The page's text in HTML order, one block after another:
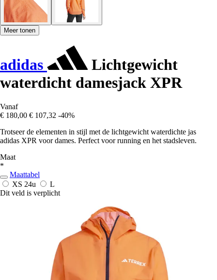
Meer tonen
adidas
Lichtgewicht
waterdicht damesjack XPR
Vanaf
€ 180,00 € 107,32 -40%
Trotseer de elementen in stijl met de lichtgewicht waterdichte jas
adidas XPR voor dames. Perfect voor running en het stadsleven.
Maat
*
Maattabel
XS 24u
L
Dit veld is verplicht